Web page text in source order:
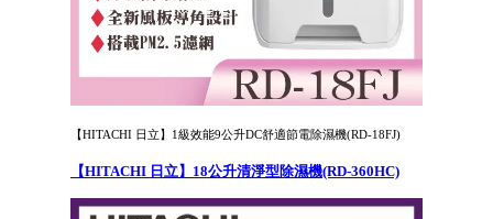
【HITACHI 日立】1級效能9公升DC舒適節電除濕機(RD-18FJ)
【HITACHI 日立】18公升清淨型除濕機(RD-360HC)